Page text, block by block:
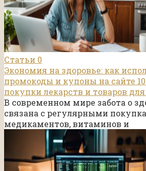
Статьи 0
Экономия на здоровье: как
промокоды и купоны на сайте
покупки лекарств и товаров
В современном мире забота о
связана с регулярными
медикаментов, витаминов и